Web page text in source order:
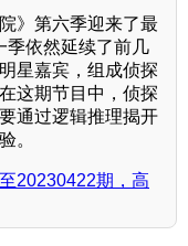
》第六季迎来了最
季依然延续了前几
星嘉宾，组成侦探
这期节目中，侦探
通过逻辑推理揭开
。
20230422期，高